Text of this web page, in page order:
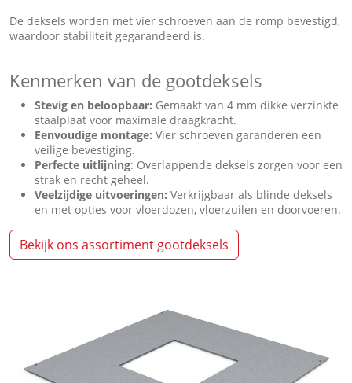
De deksels worden met vier schroeven aan de romp bevestigd,
waardoor stabiliteit gegarandeerd is.
Kenmerken van de gootdeksels
Stevig en beloopbaar: Gemaakt van 4 mm dikke verzinkte
staalplaat voor maximale draagkracht.
Eenvoudige montage: Vier schroeven garanderen een
veilige bevestiging.
Perfecte uitlijning: Overlappende deksels zorgen voor een
strak en recht geheel.
Veelzijdige uitvoeringen: Verkrijgbaar als blinde deksels
en met opties voor vloerdozen, vloerzuilen en doorvoeren.
Bekijk ons assortiment gootdeksels